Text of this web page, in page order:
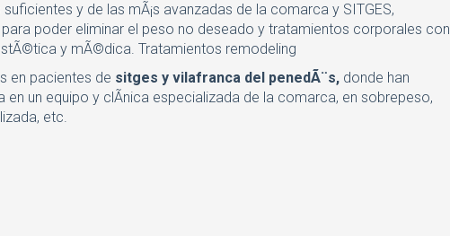
y de las mÃ¡s avanzadas de la comarca y SITGES,
para poder eliminar el peso no deseado y tratamientos corporales con
y mÃ©dica. Tratamientos remodeling
en pacientes de sitges y vilafranca del penedÃ¨s, donde han
un equipo y clÃ­nica especializada de la comarca, en sobrepeso,
etc.